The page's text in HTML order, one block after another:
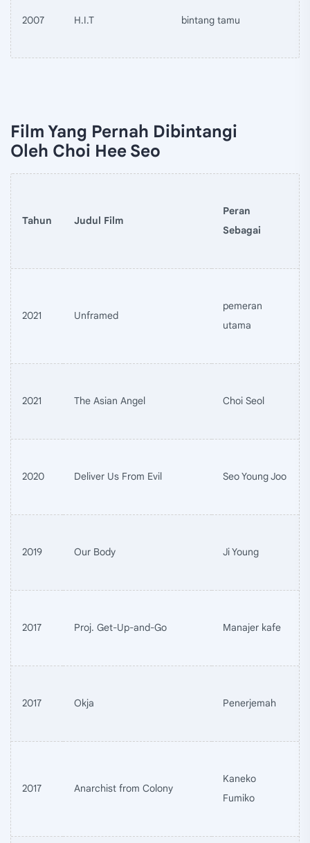
2007 H.I.T bintang tamu
Film Yang Pernah Dibintangi
Oleh Choi Hee Seo
Tahun Judul Film
Peran
Sebagai
2021 Unframed
pemeran
utama
2021 The Asian Angel Choi Seol
2020 Deliver Us From Evil Seo Young Joo
2019 Our Body Ji Young
2017 Proj. Get-Up-and-Go Manajer kafe
2017 Okja Penerjemah
2017 Anarchist from Colony
Kaneko
Fumiko